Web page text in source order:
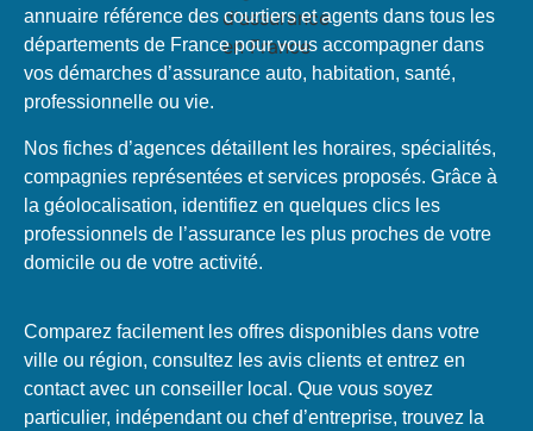
annuaire référence des courtiers et agents dans tous les
départements de France pour vous accompagner dans
vos démarches d’assurance auto, habitation, santé,
professionnelle ou vie.
Nos fiches d’agences détaillent les horaires, spécialités,
compagnies représentées et services proposés. Grâce à
la géolocalisation, identifiez en quelques clics les
professionnels de l’assurance les plus proches de votre
domicile ou de votre activité.
Comparez facilement les offres disponibles dans votre
ville ou région, consultez les avis clients et entrez en
contact avec un conseiller local. Que vous soyez
particulier, indépendant ou chef d’entreprise, trouvez la